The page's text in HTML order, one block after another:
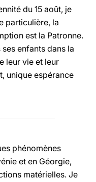
du 15 août, je
particulière, la
est la Patronne.
enfants dans la
leur vie et leur
unique espérance
phénomènes
et en Géorgie,
matérielles. Je